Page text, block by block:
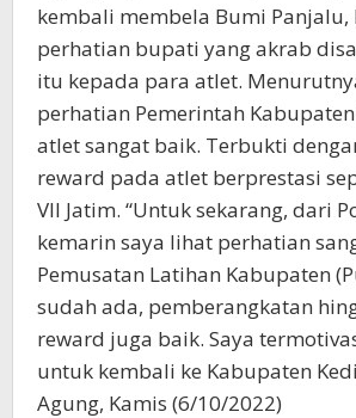
kembali membela Bumi
perhatian bupati yang akrab
itu kepada para atlet.
perhatian Pemerintah
atlet sangat baik. Terbukti
reward pada atlet berprestasi
VII Jatim. “Untuk sekarang, dari
kemarin saya lihat perhatian
Pemusatan Latihan Kabupaten
sudah ada, pemberangkatan
reward juga baik. Saya
untuk kembali ke Kabupaten
Agung, Kamis (6/10/2022)